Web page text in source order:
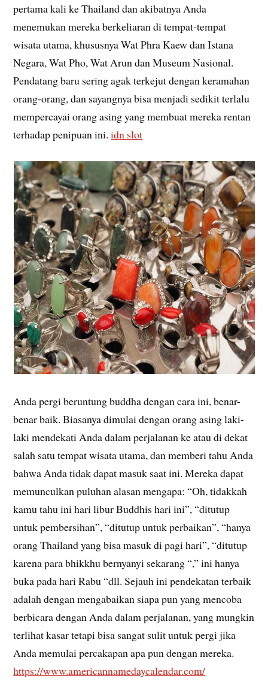
pertama kali ke Thailand dan akibatnya Anda
menemukan mereka berkeliaran di tempat-tempat
wisata utama, khususnya Wat Phra Kaew dan Istana
Negara, Wat Pho, Wat Arun dan Museum Nasional.
Pendatang baru sering agak terkejut dengan keramahan
orang-orang, dan sayangnya bisa menjadi sedikit terlalu
mempercayai orang asing yang membuat mereka rentan
terhadap penipuan ini.idn slot
Anda pergi beruntung buddha dengan cara ini, benar-
benar baik. Biasanya dimulai dengan orang asing laki-
laki mendekati Anda dalam perjalanan ke atau di dekat
salah satu tempat wisata utama, dan memberi tahu Anda
bahwa Anda tidak dapat masuk saat ini. Mereka dapat
memunculkan puluhan alasan mengapa: “Oh, tidakkah
kamu tahu ini hari libur Buddhis hari ini”, “ditutup
untuk pembersihan”, “ditutup untuk perbaikan”, “hanya
orang Thailand yang bisa masuk di pagi hari”, “ditutup
karena para bhikkhu bernyanyi sekarang “,” ini hanya
buka pada hari Rabu “dll. Sejauh ini pendekatan terbaik
adalah dengan mengabaikan siapa pun yang mencoba
berbicara dengan Anda dalam perjalanan, yang mungkin
terlihat kasar tetapi bisa sangat sulit untuk pergi jika
Anda memulai percakapan apa pun dengan mereka.
https://www.americannamedaycalendar.com/